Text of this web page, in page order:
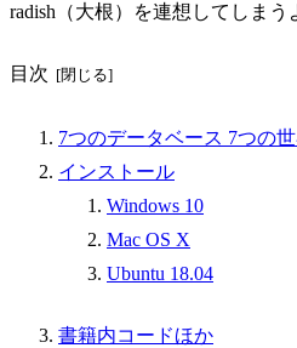
radish（大根）を連想してしまう
目次
7つのデータベース 7つの
インストール
Windows 10
Mac OS X
Ubuntu 18.04
書籍内コードほか